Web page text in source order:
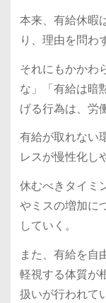
本来、有給休暇
り、理由を問わ
それにもかかわ
な」「有給は暗
げる行為は、労
有給が取れない
レスが慢性化し
休むべきタイミ
やミスの増加に
していく。
また、有給を自
軽視する体質が
扱いが行われて